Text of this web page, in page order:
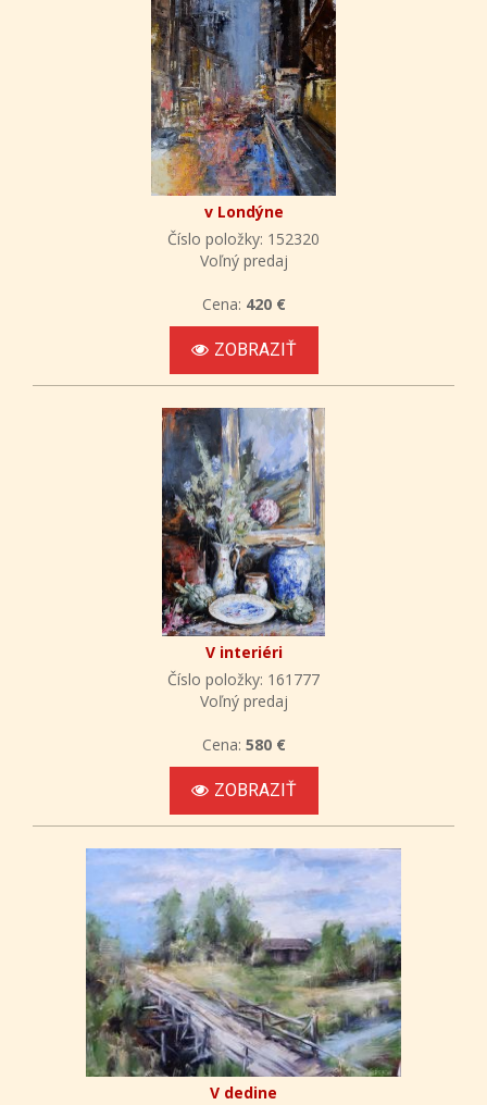
v Londýne
Číslo položky: 152320
Voľný predaj
Cena: 420 €
ZOBRAZIŤ
V interiéri
Číslo položky: 161777
Voľný predaj
Cena: 580 €
ZOBRAZIŤ
V dedine